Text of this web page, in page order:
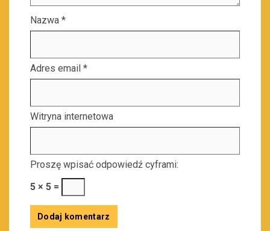
Nazwa *
Adres email *
Witryna internetowa
Proszę wpisać odpowiedź cyframi:
5 × 5 =